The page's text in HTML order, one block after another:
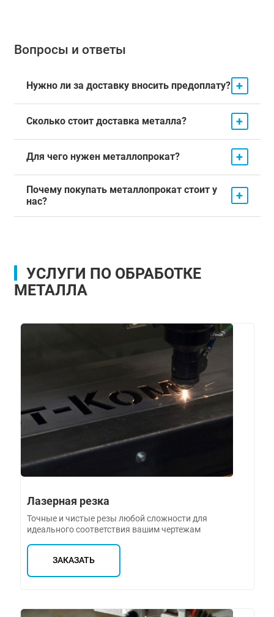
Вопросы и ответы
Нужно ли за доставку вносить предоплату? +
Сколько стоит доставка металла? +
Для чего нужен металлопрокат? +
Почему покупать металлопрокат стоит у
нас?
+
УСЛУГИ ПО ОБРАБОТКЕ
МЕТАЛЛА
Лазерная резка
Точные и чистые резы любой сложности для
идеального соответствия вашим чертежам
ЗАКАЗАТЬ